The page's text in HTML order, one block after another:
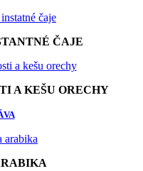
ČAJE
A KEŠU ORECHY